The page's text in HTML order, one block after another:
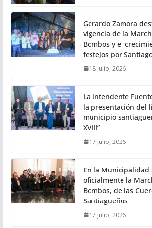
Gerardo Zamora
vigencia de la
Bombos y el
festejos por Santiago
18 julio, 2026
La intendente
la presentación del
municipio
XVIII”
17 julio, 2026
En la Municipalidad
oficialmente la
Bombos, de las
Santiagueños
17 julio, 2026